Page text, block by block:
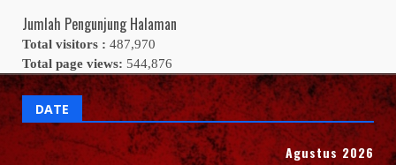
Jumlah Pengunjung Halaman
Total visitors : 487,970
Total page views: 544,876
DATE
Agustus 2026